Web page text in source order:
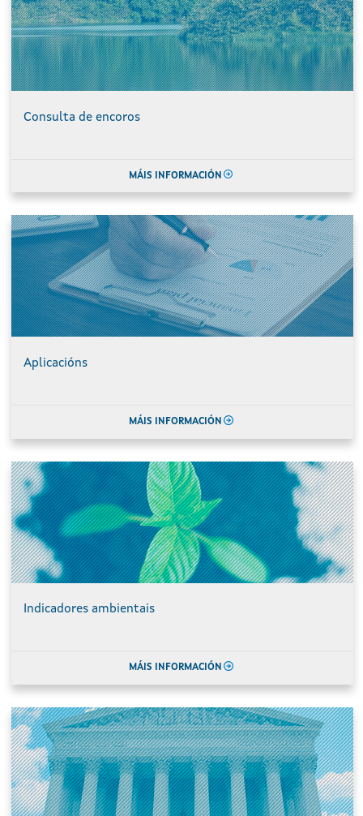
Consulta de encoros
MÁIS INFORMACIÓN
Aplicacións
MÁIS INFORMACIÓN
Indicadores ambientais
MÁIS INFORMACIÓN